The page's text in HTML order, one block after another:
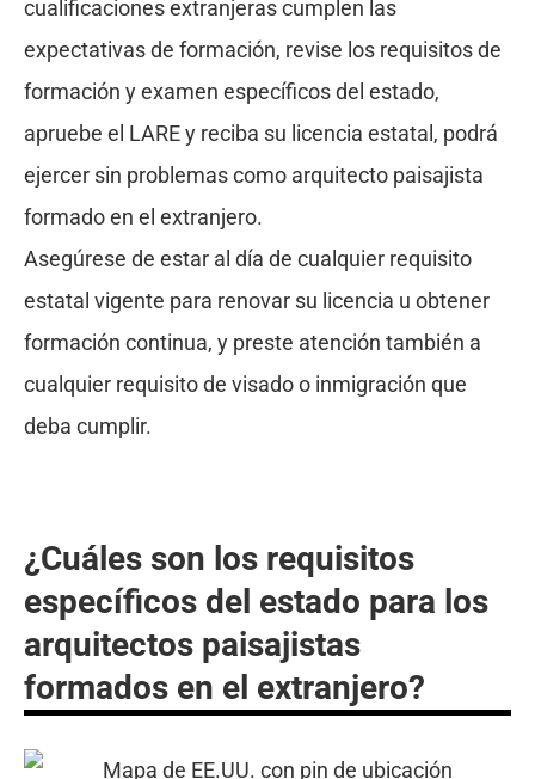
cualificaciones extranjeras cumplen las
expectativas de formación, revise los requisitos de
formación y examen específicos del estado,
apruebe el LARE y reciba su licencia estatal, podrá
ejercer sin problemas como arquitecto paisajista
formado en el extranjero.
Asegúrese de estar al día de cualquier requisito
estatal vigente para renovar su licencia u obtener
formación continua, y preste atención también a
cualquier requisito de visado o inmigración que
deba cumplir.
¿Cuáles son los requisitos
específicos del estado para los
arquitectos paisajistas
formados en el extranjero?